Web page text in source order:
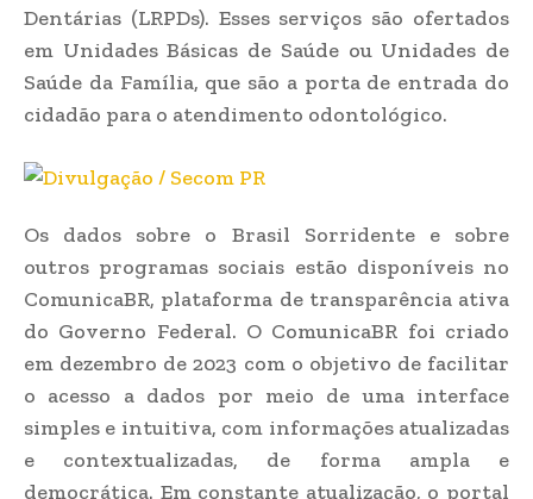
Dentárias (LRPDs). Esses serviços são ofertados
em Unidades Básicas de Saúde ou Unidades de
Saúde da Família, que são a porta de entrada do
cidadão para o atendimento odontológico.
Os dados sobre o Brasil Sorridente e sobre
outros programas sociais estão disponíveis no
ComunicaBR, plataforma de transparência ativa
do Governo Federal. O ComunicaBR foi criado
em dezembro de 2023 com o objetivo de facilitar
o acesso a dados por meio de uma interface
simples e intuitiva, com informações atualizadas
e contextualizadas, de forma ampla e
democrática. Em constante atualização, o portal